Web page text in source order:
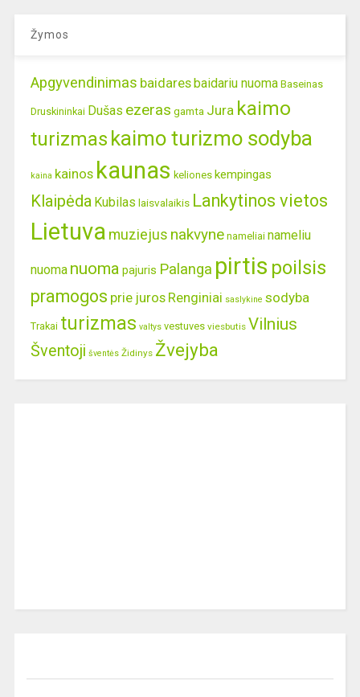
Žymos
Apgyvendinimas baidaresbaidariu nuoma Baseinas
Druskininkai Dušas ezeras gamta Jura kaimo
turizmas kaimo turizmo sodyba
kaina kainos kaunas keliones kempingas
Klaipėda Kubilas laisvalaikis Lankytinos vietos
Lietuva muziejus nakvyne nameliai nameliu
nuoma nuoma pajuris Palanga pirtis poilsis
pramogos prie juros Renginiai saslykine sodyba
Trakai turizmas valtys vestuves viesbutis Vilnius
Šventoji šventės Židinys Žvejyba